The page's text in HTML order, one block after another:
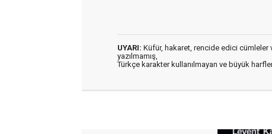
UYARI: Küfür, hakaret, rencide edici cümleler
yazılmamış,
Türkçe karakter kullanılmayan ve büyük